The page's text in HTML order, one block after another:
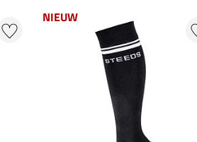
NIEUW